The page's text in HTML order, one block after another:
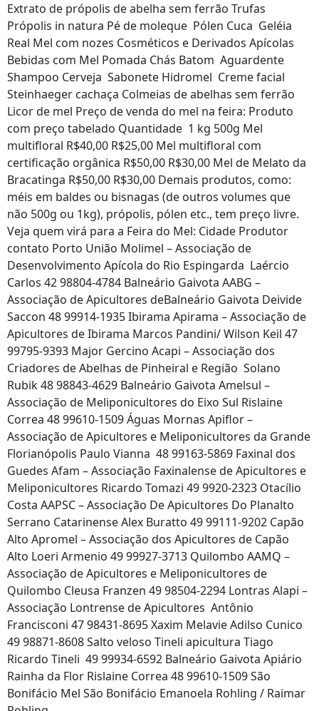
Extrato de própolis de abelha sem ferrão Trufas
Própolis in natura Pé de moleque Pólen Cuca Geléia
Real Mel com nozes Cosméticos e Derivados Apícolas
Bebidas com Mel Pomada Chás Batom Aguardente
Shampoo Cerveja Sabonete Hidromel Creme facial
Steinhaeger cachaça Colmeias de abelhas sem ferrão
Licor de mel Preço de venda do mel na feira: Produto
com preço tabelado Quantidade 1 kg 500g Mel
multifloral R$40,00 R$25,00 Mel multifloral com
certificação orgânica R$50,00 R$30,00 Mel de Melato da
Bracatinga R$50,00 R$30,00 Demais produtos, como:
méis em baldes ou bisnagas (de outros volumes que
não 500g ou 1kg), própolis, pólen etc., tem preço livre.
Veja quem virá para a Feira do Mel: Cidade Produtor
contato Porto União Molimel – Associação de
Desenvolvimento Apícola do Rio Espingarda Laércio
Carlos 42 98804-4784 Balneário Gaivota AABG –
Associação de Apicultores deBalneário Gaivota Deivide
Saccon 48 99914-1935 Ibirama Apirama – Associação de
Apicultores de Ibirama Marcos Pandini/ Wilson Keil 47
99795-9393 Major Gercino Acapi – Associação dos
Criadores de Abelhas de Pinheiral e Região Solano
Rubik 48 98843-4629 Balneário Gaivota Amelsul –
Associação de Meliponicultores do Eixo Sul Rislaine
Correa 48 99610-1509 Águas Mornas Apiflor –
Associação de Apicultores e Meliponicultores da Grande
Florianópolis Paulo Vianna 48 99163-5869 Faxinal dos
Guedes Afam – Associação Faxinalense de Apicultores e
Meliponicultores Ricardo Tomazi 49 9920-2323 Otacílio
Costa AAPSC – Associação De Apicultores Do Planalto
Serrano Catarinense Alex Buratto 49 99111-9202 Capão
Alto Apromel – Associação dos Apicultores de Capão
Alto Loeri Armenio 49 99927-3713 Quilombo AAMQ –
Associação de Apicultores e Meliponicultores de
Quilombo Cleusa Franzen 49 98504-2294 Lontras Alapi –
Associação Lontrense de Apicultores Antônio
Francisconi 47 98431-8695 Xaxim Melavie Adilso Cunico
49 98871-8608 Salto veloso Tineli apicultura Tiago
Ricardo Tineli 49 99934-6592 Balneário Gaivota Apiário
Rainha da Flor Rislaine Correa 48 99610-1509 São
Bonifácio Mel São Bonifácio Emanoela Rohling / Raimar